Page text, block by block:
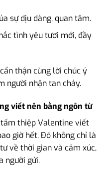
sự dịu dàng, quan tâm.
tình yêu tươi mới, đầy
thận cùng lời chúc ý
người nhận tan chảy.
viết nên bằng ngôn từ
thiệp Valentine viết
giờ hết. Đó không chỉ là
về thời gian và cảm xúc,
người gửi.